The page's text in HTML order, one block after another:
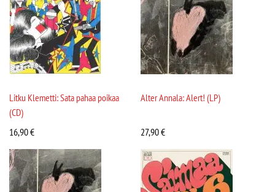
Litku Klemetti: Sata pahaa poikaa
(CD)
16,90€
Alter Annala: Alert! (LP)
27,90€